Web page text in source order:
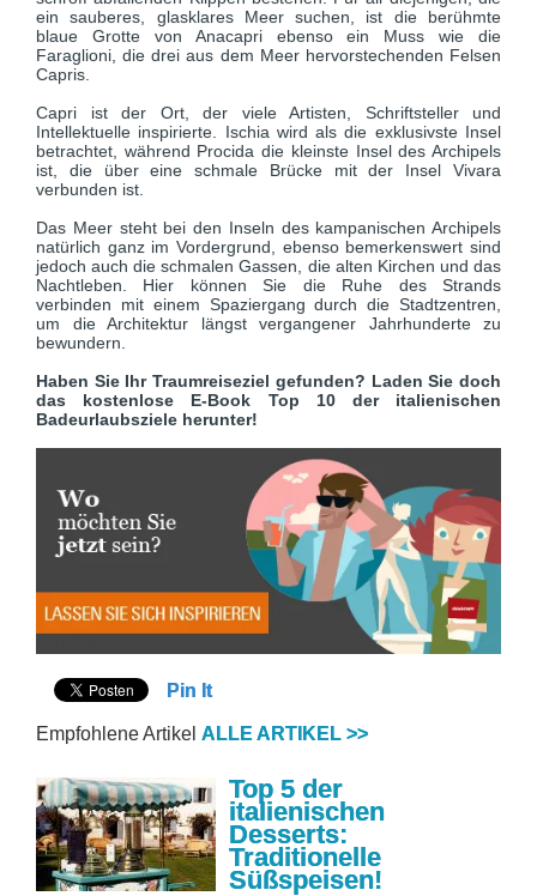
ein sauberes, glasklares Meer suchen, ist die berühmte
blaue Grotte von Anacapri ebenso ein Muss wie die
Faraglioni, die drei aus dem Meer hervorstechenden Felsen
Capris.
Capri ist der Ort, der viele Artisten, Schriftsteller und
Intellektuelle inspirierte. Ischia wird als die exklusivste Insel
betrachtet, während Procida die kleinste Insel des Archipels
ist, die über eine schmale Brücke mit der Insel Vivara
verbunden ist.
Das Meer steht bei den Inseln des kampanischen Archipels
natürlich ganz im Vordergrund, ebenso bemerkenswert sind
jedoch auch die schmalen Gassen, die alten Kirchen und das
Nachtleben. Hier können Sie die Ruhe des Strands
verbinden mit einem Spaziergang durch die Stadtzentren,
um die Architektur längst vergangener Jahrhunderte zu
bewundern.
Haben Sie Ihr Traumreiseziel gefunden? Laden Sie doch
das kostenlose E-Book Top 10 der italienischen
Badeurlaubsziele herunter!
Pin It
Empfohlene Artikel ALLE ARTIKEL >>
Top 5 der
italienischen
Desserts:
Traditionelle
Süßspeisen!